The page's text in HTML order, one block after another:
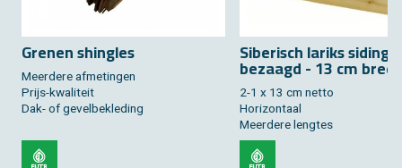
Gre­nen shingles
Meer­de­re af­me­tin­gen
Prijs-kwa­li­teit
Dak- of ge­vel­be­kle­ding
Si­be­risch la­riks
be­zaagd - 13 cm
2-1 x 13 cm netto
Ho­ri­zon­taal
Meer­de­re leng­tes